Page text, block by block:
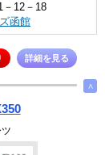
12－18
函館
詳細を見る
∧